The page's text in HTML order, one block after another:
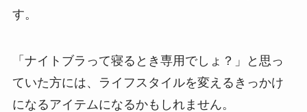
す。
「ナイトブラって寝るとき専用でしょ？」と思っ
ていた方には、ライフスタイルを変えるきっかけ
になるアイテムになるかもしれません。